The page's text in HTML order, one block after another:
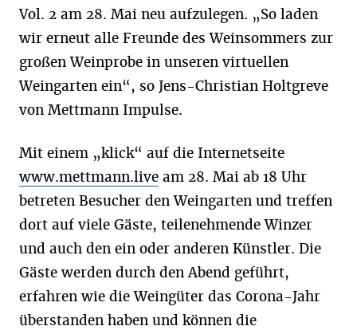
Vol. 2 am 28. Mai neu aufzulegen. „So laden
wir erneut alle Freunde des Weinsommers zur
großen Weinprobe in unseren virtuellen
Weingarten ein“, so Jens-Christian Holtgreve
von Mettmann Impulse.
Mit einem „klick“ auf die Internetseite
www.mettmann.live am 28. Mai ab 18 Uhr
betreten Besucher den Weingarten und treffen
dort auf viele Gäste, teilenehmende Winzer
und auch den ein oder anderen Künstler. Die
Gäste werden durch den Abend geführt,
erfahren wie die Weingüter das Corona-Jahr
überstanden haben und können die